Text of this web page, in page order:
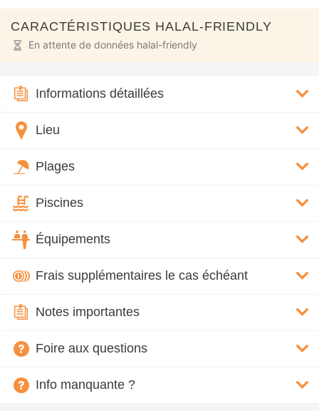
CARACTÉRISTIQUES HALAL-FRIENDLY
En attente de données halal-friendly
Informations détaillées
Lieu
Plages
Piscines
Équipements
Frais supplémentaires le cas échéant
Notes importantes
Foire aux questions
Info manquante ?